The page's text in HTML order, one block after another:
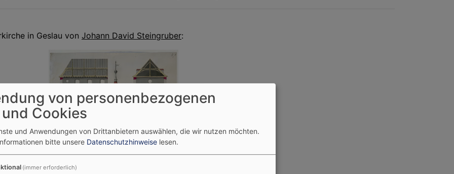
in Geslau von Johann David Steingruber:
von personenbezogenen
Cookies
und Anwendungen von Drittanbietern auswählen, die wir nutzen möchten.
bitte unsere Datenschutzhinweise lesen.
(immer erforderlich)